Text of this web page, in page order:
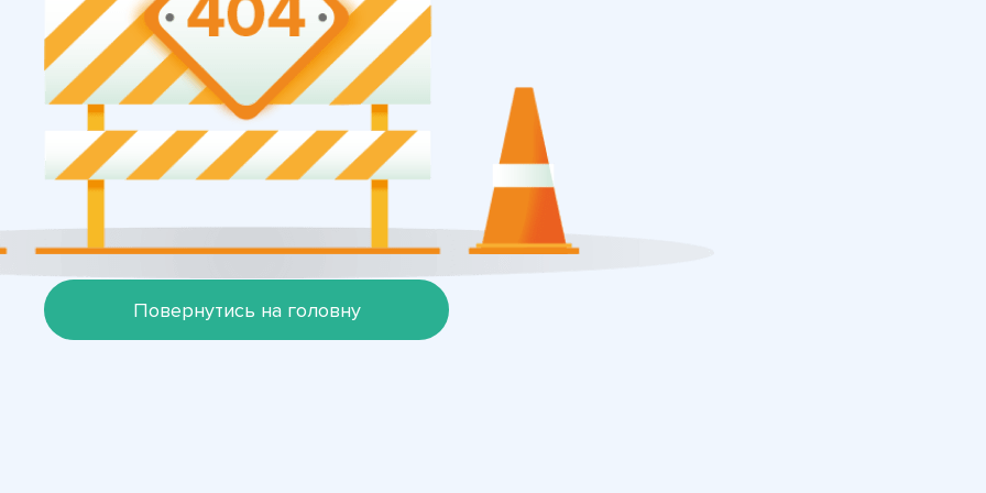
Повернутись на головну